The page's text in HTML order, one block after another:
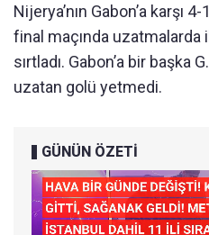
Nijerya’nın Gabon’a karşı
final maçında uzatmalarda
sırtladı. Gabon’a bir başka
uzatan golü yetmedi.
GÜNÜN ÖZETİ